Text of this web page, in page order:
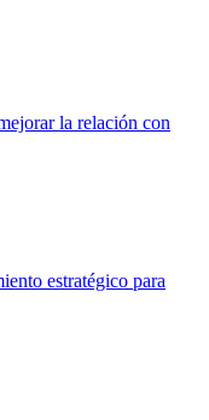
la relación con
estratégico para